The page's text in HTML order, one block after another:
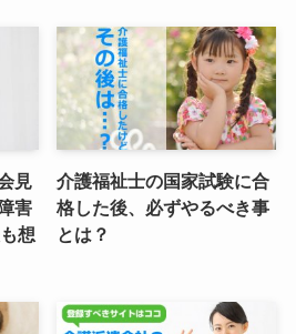
見
害
想
介護福祉士の国家試験に合
格した後、必ずやるべき事
とは？